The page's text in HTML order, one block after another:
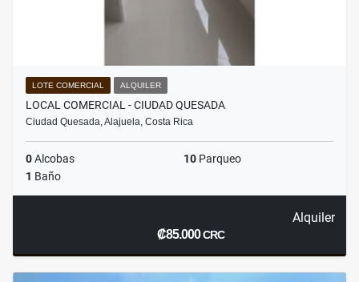
LOTE COMERCIAL ALQUILER
LOCAL COMERCIAL - CIUDAD QUESADA
Ciudad Quesada, Alajuela, Costa Rica
0Alcobas 10 Parqueo
1 Baño
Alquiler
₡85.000CRC